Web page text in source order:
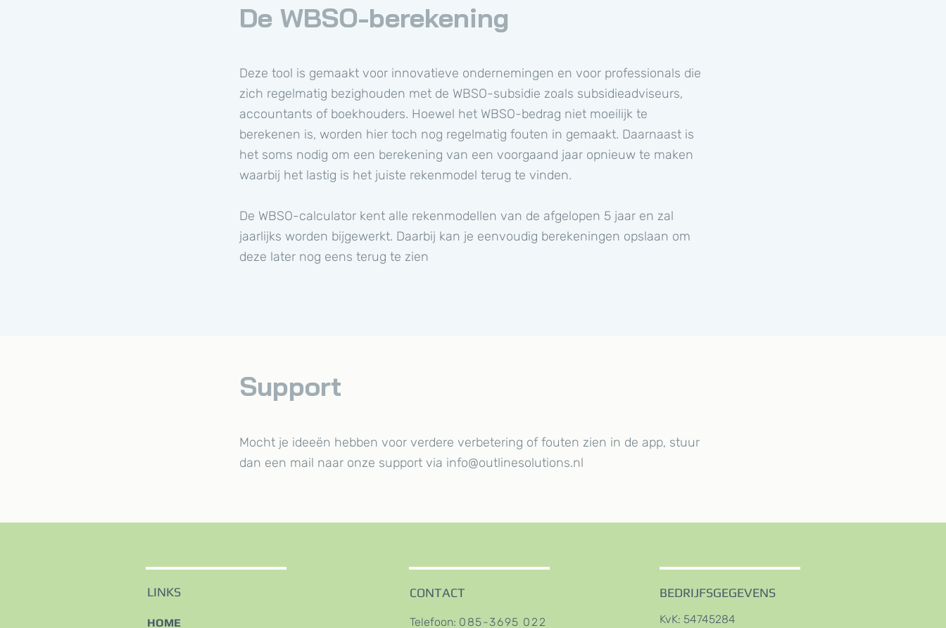
De WBSO-berekening
Deze tool is gemaakt voor innovatieve ondernemingen en voor professionals die
zich regelmatig bezighouden met de WBSO-subsidie zoals subsidieadviseurs,
accountants of boekhouders. Hoewel het WBSO-bedrag niet moeilijk te
berekenen is, worden hier toch nog regelmatig fouten in gemaakt. Daarnaast is
het soms nodig om een berekening van een voorgaand jaar opnieuw te maken
waarbij het lastig is het juiste rekenmodel terug te vinden.
De WBSO-calculator kent alle rekenmodellen van de afgelopen 5 jaar en zal
jaarlijks worden bijgewerkt. Daarbij kan je eenvoudig berekeningen opslaan om
deze later nog eens terug te zien
Support
Mocht je ideeën hebben voor verdere verbetering of fouten zien in de app, stuur
dan een mail naar onze support via info@outlinesolutions.nl
LINKS
HOME
CONTACT
​Telefoon: 085-3695 022
BEDRIJFSGEGEVENS
KvK: 54745284